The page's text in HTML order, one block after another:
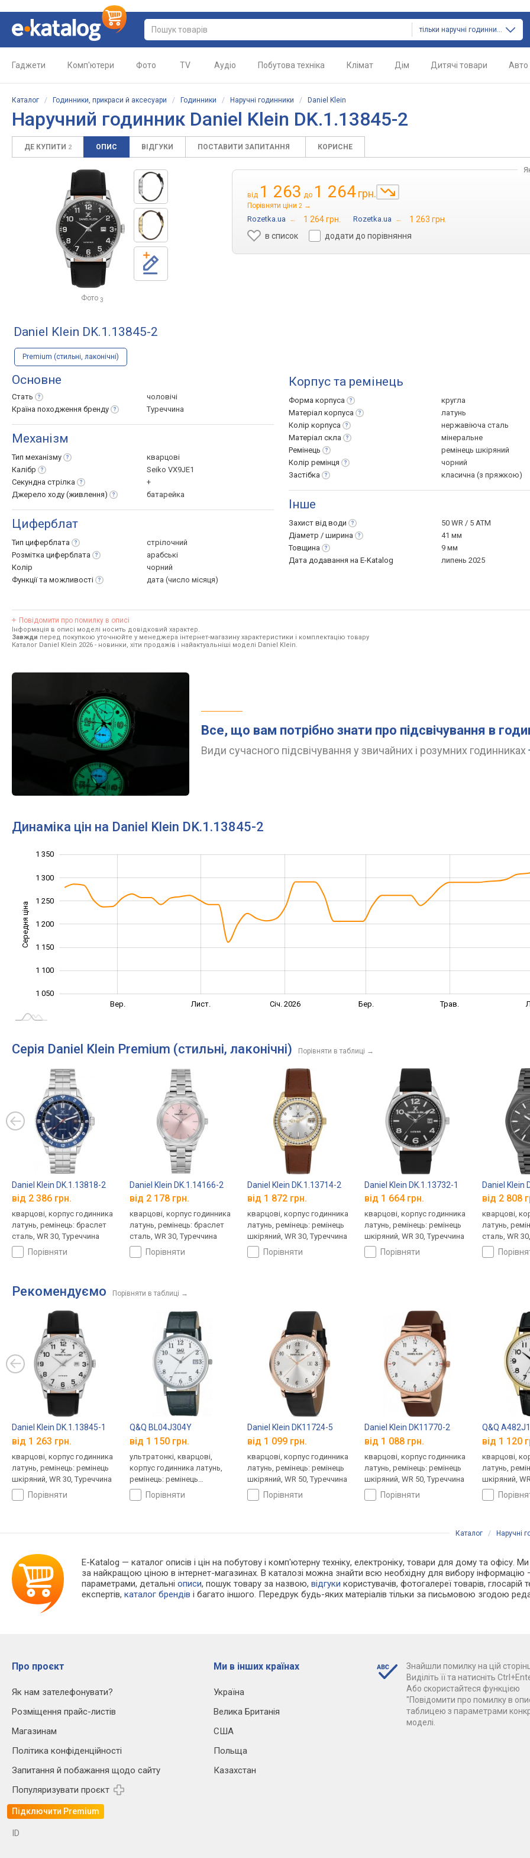
тільки наручні годинники
Гаджети Комп'ютери Фото TV Аудіо Побутова техніка Клімат Дім Дитячі товари Авто
Каталог / Годинники, прикраси й аксесуари / Годинники / Наручні годинники / Daniel Klein
Наручний годинник Daniel Klein DK.1.13845-2
ДЕ КУПИТИ 2 ОПИС ВІДГУКИ ПОСТАВИТИ ЗАПИТАННЯ КОРИСНЕ
Фото 3
від 1 263 до 1 264грн.
Порівняти ціни 2 →
Rozetka.ua → 1 264 грн. Rozetka.ua →
1 263 грн.
в список
додати до порівняння
Daniel Klein DK.1.13845-2
Premium (стильні, лаконічні)
Основне
Стать
чоловічі
Країна походження бренду Туреччина
Механізм
Тип механізму
кварцові
Калібр
Seiko VX9JE1
Секундна стрілка
+
Джерело ходу (живлення) батарейка
Циферблат
Тип циферблата
стрілочний
Розмітка циферблата
арабські
Колір
чорний
Функції та можливості дата (число місяця)
Корпус та ремінець
Форма корпуса
кругла
Матеріал корпуса
латунь
Колір корпуса
нержавіюча сталь
Матеріал скла
мінеральне
Ремінець
ремінець шкіряний
Колір ремінця
чорний
Застібка
класична (з пряжкою)
Інше
Захист від води
50 WR / 5 ATM
Діаметр / ширина
41 мм
Товщина
9 мм
Дата додавання на E-Katalog
липень 2025
Повідомити про помилку в описі
Інформація в описі моделі носить довідковий характер.
Завжди перед покупкою уточнюйте у менеджера інтернет-магазину характеристики і комплектацію товару
Каталог Daniel Klein 2026 - новинки, хіти продажів і найактуальніші моделі Daniel Klein.
Все, що вам потрібно знати про підсвічування в
Види сучасного підсвічування у звичайних і розумних годинниках
Динаміка цін на Daniel Klein DK.1.13845-2
Середня ціна 1 050
1 050
1 100
1 150
1 200
1 250
1 300
1 350
Вер. Лист. Січ. 2026 Бер. Трав.
Серія Daniel Klein Premium (стильні, лаконічні) Порівняти в таблиці →
Daniel Klein DK.1.13818-2
від 2 386 грн.
кварцові, корпус годинника
латунь, ремінець: браслет
сталь, WR 30, Туреччина
порівняти
Daniel Klein DK.1.14166-2
від 2 178 грн.
кварцові, корпус годинника
латунь, ремінець: браслет
сталь, WR 30, Туреччина
порівняти
Daniel Klein DK.1.13714-2
від 1 872 грн.
кварцові, корпус годинника
латунь, ремінець: ремінець
шкіряний, WR 30, Туреччина
порівняти
Daniel Klein DK.1.13732-1
від 1 664 грн.
кварцові, корпус годинника
латунь, ремінець: ремінець
шкіряний, WR 30, Туреччина
порівняти
Daniel Klein
від 2 808
кварцові,
латунь,
сталь, WR
Рекомендуємо Порівняти в таблиці →
Daniel Klein DK.1.13845-1
від 1 263 грн.
кварцові, корпус годинника
латунь, ремінець: ремінець
шкіряний, WR 30, Туреччина
порівняти
Q&Q BL04J304Y
від 1 150 грн.
ультратонкі, кварцові,
корпус годинника латунь,
ремінець: ремінець
шкіряний, WR 30, Японія
порівняти
Daniel Klein DK11724-5
від 1 099 грн.
кварцові, корпус годинника
латунь, ремінець: ремінець
шкіряний, WR 50, Туреччина
порівняти
Daniel Klein DK11770-2
від 1 088 грн.
кварцові, корпус годинника
латунь, ремінець: ремінець
шкіряний, WR 50, Туреччина
порівняти
Q&Q
від 1 120
кварцові,
латунь,
шкіряний,
Каталог / Наручні
E-Katalog — каталог описів і цін на побутову і комп'ютерну техніку, електроніку, товари для дому та офісу.
за найкращою ціною в інтернет-магазинах. В каталозі можна знайти всю необхідну для вибору
параметрами, детальніописи, пошук товару за назвою,відгуки користувачів, фотогалереї товарів, глосарій
експертів,каталог брендів і багато іншого. Передрук будь-яких матеріалів тільки за письмовою згодою
Про проєкт
Як нам зателефонувати?
Розміщення прайс-листів
Магазинам
Політика конфіденційності
Запитання й побажання щодо сайту
Популяризувати проєкт
Підключити Premium
Ми в інших країнах
Україна
Велика Британія
США
Польща
Казахстан
Знайшли помилку на цій
Виділіть її та натисніть
Або скористайтеся функцією
"Повідомити про помилку в
таблицею з параметрами
моделі.
ID